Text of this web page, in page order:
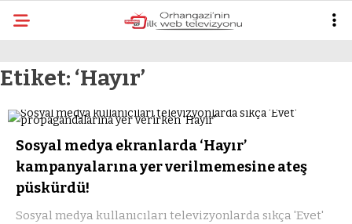
Etiket: ‘Hayır’
Sosyal medya ekranlarda ‘Hayır’
kampanyalarına yer verilmemesine ateş
püskürdü!
Sosyal medya kullanıcıları televizyonlarda sıkça 'Evet'